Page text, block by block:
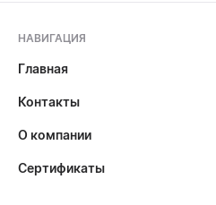
НАВИГАЦИЯ
Главная
Контакты
О компании
Сертификаты